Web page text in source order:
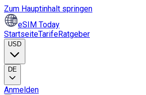
Zum Hauptinhalt springen
eSIM Today
StartseiteTarifeRatgeber
USD
DE
Anmelden